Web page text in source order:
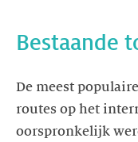
Bestaande
De meest
routes op het
oorspronkelijk